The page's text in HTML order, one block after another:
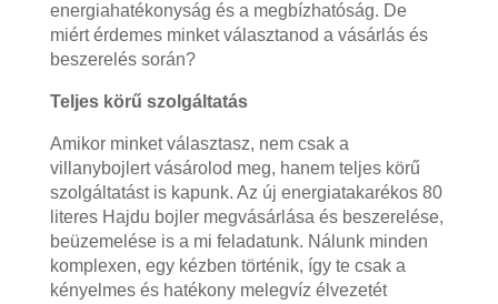
energiahatékonyság és a megbízhatóság. De
miért érdemes minket választanod a vásárlás és
beszerelés során?
Teljes körű szolgáltatás
Amikor minket választasz, nem csak a
villanybojlert vásárolod meg, hanem teljes körű
szolgáltatást is kapunk. Az új energiatakarékos 80
literes Hajdu bojler megvásárlása és beszerelése,
beüzemelése is a mi feladatunk. Nálunk minden
komplexen, egy kézben történik, így te csak a
kényelmes és hatékony melegvíz élvezetét